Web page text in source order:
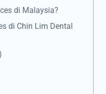
di Malaysia?
di Chin Lim Dental